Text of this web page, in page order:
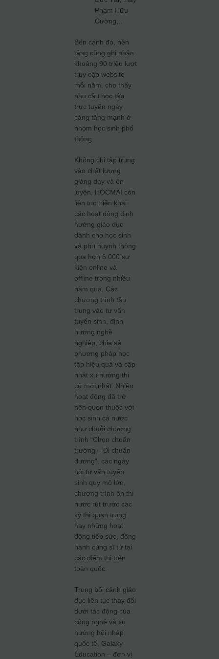
Phạm Hữu
Cường,..
Bên cạnh đó, nền
tảng cũng ghi nhận
khoảng 90 triệu lượt
truy cập website
mỗi năm, cho thấy
nhu cầu học tập
trực tuyến ngày
càng tăng mạnh ở
nhóm học sinh phổ
thông.
Không chỉ tập trung
vào chất lượng
giảng dạy và ôn
luyện, HOCMAI còn
liên tục triển khai
các hoạt động định
hướng giáo dục
dành cho học sinh
và phụ huynh thông
qua hơn 6.000 sự
kiện online và
offline trong nhiều
năm qua. Các
chương trình tập
trung vào tư vấn
tuyển sinh, định
hướng nghề
nghiệp, chia sẻ
phương pháp học
tập hiệu quả và cập
nhật xu hướng thi
cử mới nhất. Nhiều
hoạt động đã trở
nên quen thuộc với
học sinh cả nước
như chuỗi chương
trình “Chọn chuẩn
trường – Đi chuẩn
đường”, các ngày
hội tư vấn tuyển
sinh quy mô lớn,
chương trình ôn thi
nước rút trước các
kỳ thi quan trọng
hay những hoạt
động tiếp sức, đồng
hành cùng sĩ tử tại
các điểm thi trên
toàn quốc.
Trong bối cảnh giáo
dục liên tục thay đổi
dưới tác động của
công nghệ và xu
hướng hội nhập
quốc tế, Galaxy
Education – đơn vị